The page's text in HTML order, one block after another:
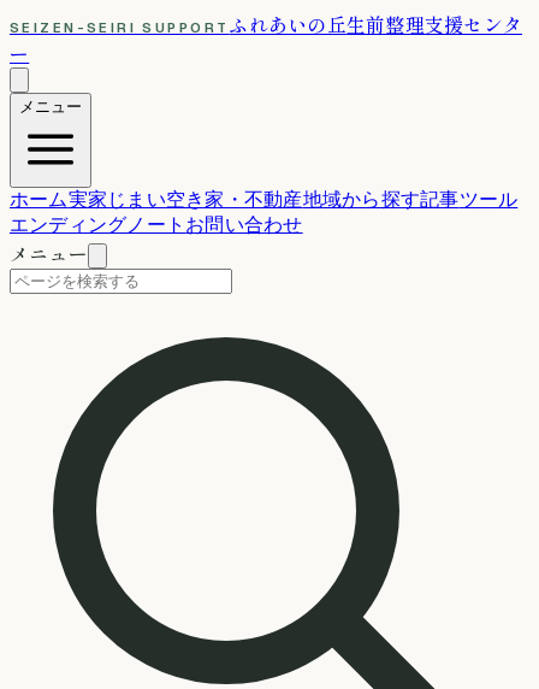
SEIZEN-SEIRI SUPPORT ふれあいの丘生前整理支援センタ
ー
メニュー
ホーム実家じまい空き家・不動産地域から探す記事ツール
エンディングノート お問い合わせ
メニュー